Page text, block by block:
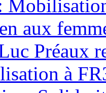
aux
Préaux
à